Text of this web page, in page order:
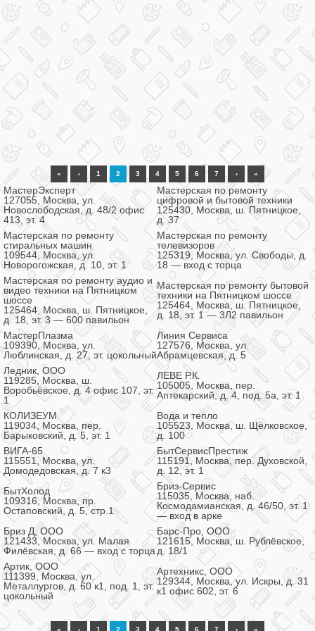
« ‹ 1 2 3 4 5 6 7 › »
МастерЭксперт
127055, Москва, ул.
Новослободская, д. 48/2 офис
413, эт. 4
Мастерская по ремонту
цифровой и бытовой техники
125430, Москва, ш. Пятницкое,
д. 37
Мастерская по ремонту
стиральных машин
109544, Москва, ул.
Новорогожская, д. 10, эт. 1
Мастерская по ремонту
телевизоров
125319, Москва, ул. Свободы, д.
18 — вход с торца
Мастерская по ремонту аудио и
видео техники на Пятницком
шоссе
125464, Москва, ш. Пятницкое,
д. 18, эт. 3 — 600 павильон
Мастерская по ремонту бытовой
техники на Пятницком шоссе
125464, Москва, ш. Пятницкое,
д. 18, эт. 1 — 3Л2 павильон
МастерПлазма
109390, Москва, ул.
Люблинская, д. 27, эт. цокольный
Линия Сервиса
127576, Москва, ул.
Абрамцевская, д. 5
Ледник, ООО
119285, Москва, ш.
Воробьёвское, д. 4 офис 107, эт.
1
ЛЕВЕ Р.К.
105005, Москва, пер.
Аптекарский, д. 4, под. 5а, эт. 1
КОЛИЗЕУМ
119034, Москва, пер.
Барыковский, д. 5, эт. 1
Вода и тепло
105523, Москва, ш. Щёлковское,
д. 100
ВИГА-65
115551, Москва, ул.
Домодедовская, д. 7 к3
БытСервисПрестиж
115191, Москва, пер. Духовской,
д. 12, эт. 1
БытХолод
109316, Москва, пр.
Остаповский, д. 5, стр.1
Бриз-Сервис
115035, Москва, наб.
Космодамианская, д. 46/50, эт. 1
— вход в арке
Бриз Д, ООО
121433, Москва, ул. Малая
Филёвская, д. 66 — вход с торца
Барс-Про, ООО
121615, Москва, ш. Рублёвское,
д. 18/1
Артик, ООО
111399, Москва, ул.
Металлургов, д. 60 к1, под. 1, эт.
цокольный
Артехникс, ООО
129344, Москва, ул. Искры, д. 31
к1 офис 602, эт. 6
« ‹ 1 2 3 4 5 6 7 › »